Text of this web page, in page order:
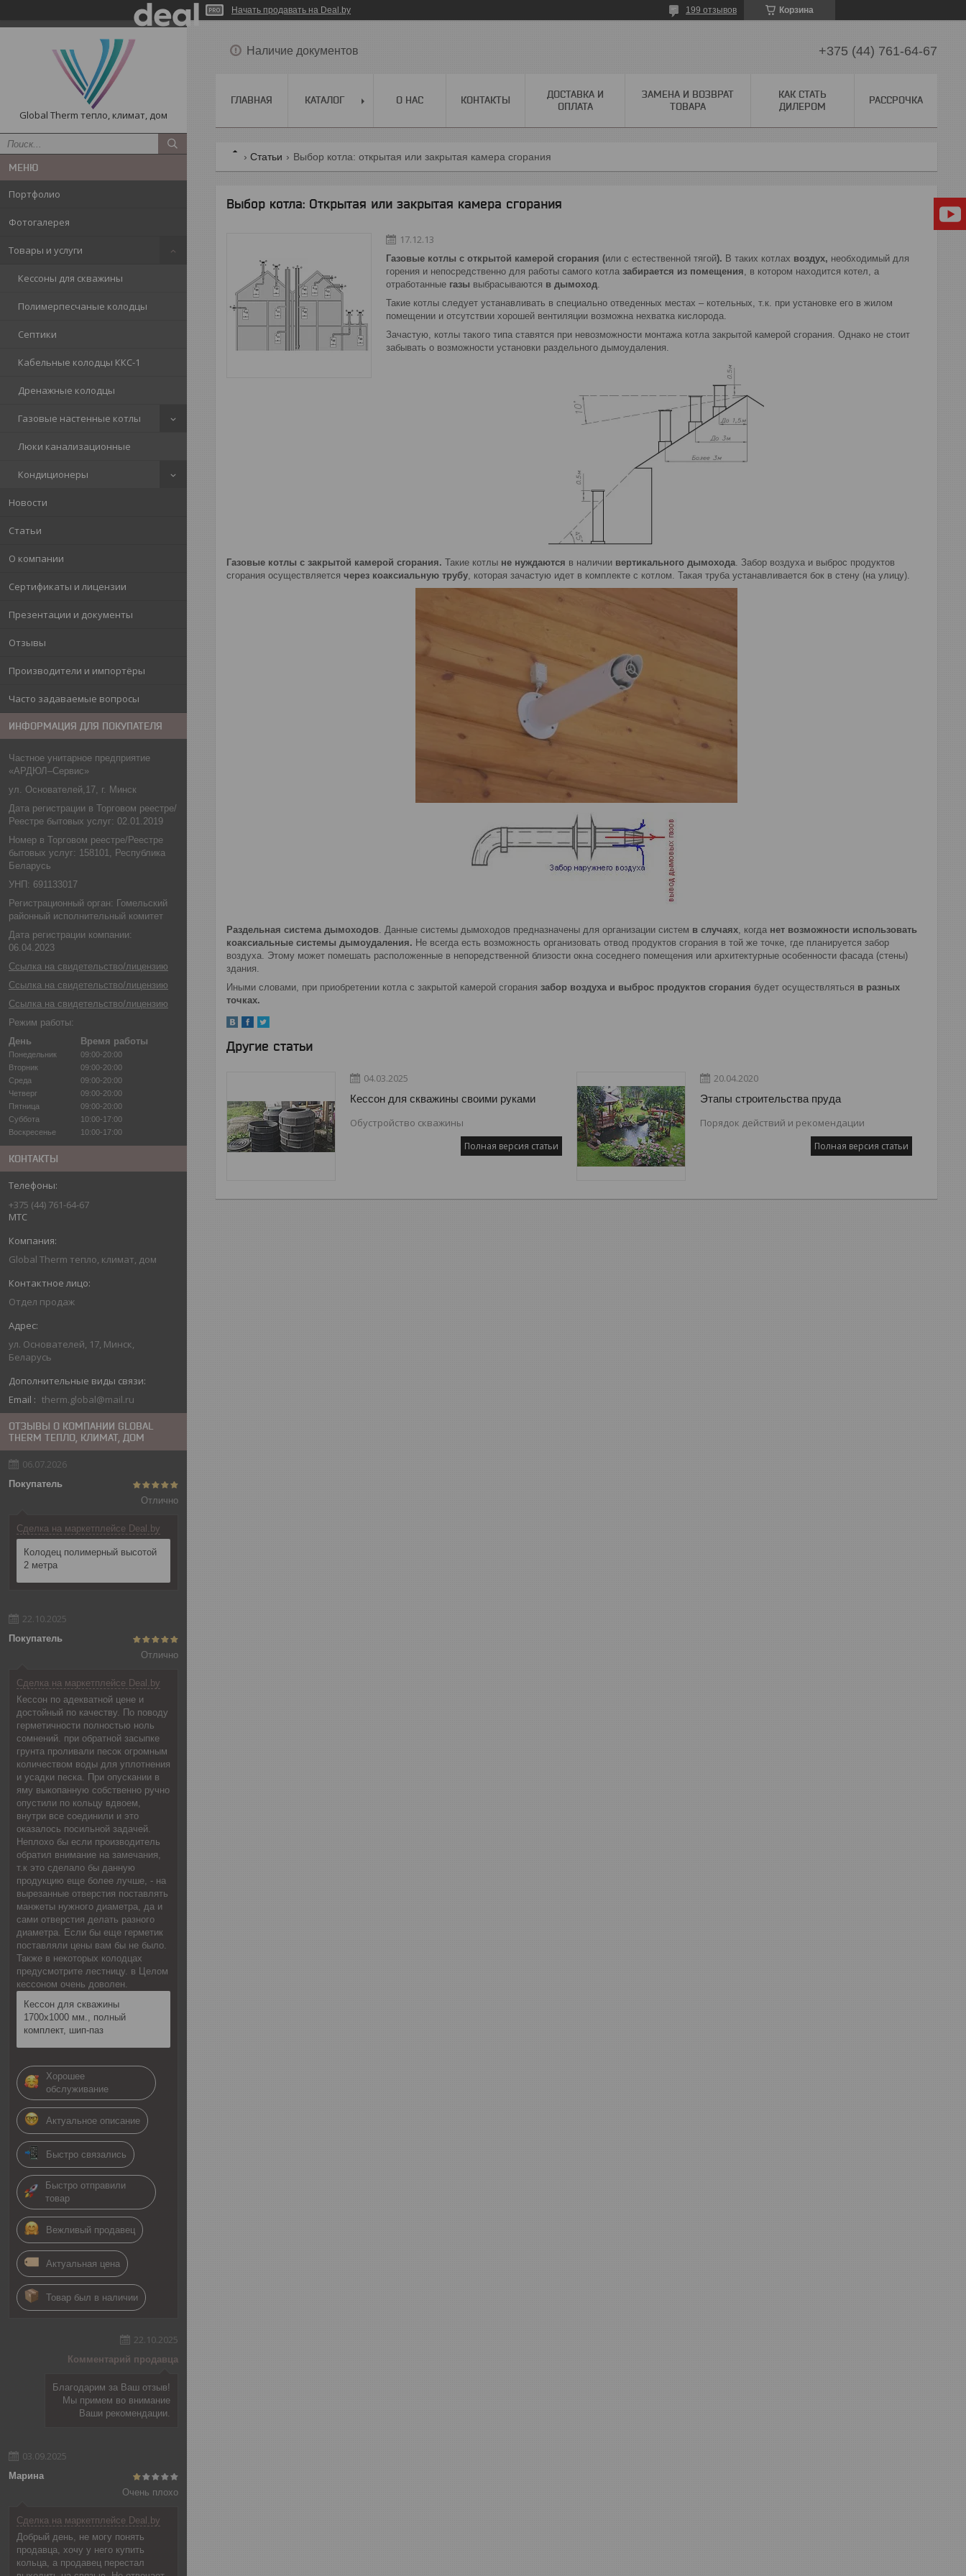
Начать продавать на Deal.by Корзина
199 отзывов
Global Therm тепло, климат, дом
Портфолио
Фотогалерея
Товары и услуги
Кессоны для скважины
Полимерпесчаные колодцы
Септики
Кабельные колодцы ККС-1
Дренажные колодцы
Газовые настенные котлы
Люки канализационные
Кондиционеры
Новости
Статьи
О компании
Сертификаты и лицензии
Презентации и документы
Отзывы
Производители и импортёры
Часто задаваемые вопросы
ИНФОРМАЦИЯ ДЛЯ ПОКУПАТЕЛЯ
Частное унитарное предприятие
«АРДЮЛ–Сервис»
ул. Основателей,17, г. Минск
Дата регистрации в Торговом реестре/
Реестре бытовых услуг: 02.01.2019
Номер в Торговом реестре/Реестре
бытовых услуг: 158101, Республика
Беларусь
УНП: 691133017
Регистрационный орган: Гомельский
районный исполнительный комитет
Дата регистрации компании:
06.04.2023
Ссылка на свидетельство/лицензию
Ссылка на свидетельство/лицензию
Ссылка на свидетельство/лицензию
Режим работы:
День
Время работы
Понедельник
09:00-20:00
Вторник
09:00-20:00
Среда
09:00-20:00
Четверг
09:00-20:00
Пятница
09:00-20:00
Суббота
10:00-17:00
Воскресенье
10:00-17:00
КОНТАКТЫ
+375 (44) 761-64-67
МТС
Global Therm тепло, климат, дом
Отдел продаж
ул. Основателей, 17, Минск,
Беларусь
Email therm.global@mail.ru
ОТЗЫВЫ О КОМПАНИИ GLOBAL
THERM ТЕПЛО, КЛИМАТ, ДОМ
06.07.2026
Покупатель
Отлично
Сделка на маркетплейсе Deal.by
Колодец полимерный высотой
2 метра
22.10.2025
Покупатель
Отлично
Сделка на маркетплейсе Deal.by
Кессон по адекватной цене и
достойный по качеству. По поводу
герметичности полностью ноль
сомнений. при обратной засыпке
грунта проливали песок огромным
количеством воды для уплотнения
и усадки песка. При опускании в
яму выкопанную собственно ручно
опустили по кольцу вдвоем,
внутри все соединили и это
оказалось посильной задачей.
Неплохо бы если производитель
обратил внимание на замечания,
т.к это сделало бы данную
продукцию еще более лучше, - на
вырезанные отверстия поставлять
манжеты нужного диаметра, да и
сами отверстия делать разного
диаметра. Если бы еще герметик
поставляли цены вам бы не было.
Также в некоторых колодцах
предусмотрите лестницу. в Целом
кессоном очень доволен.
Кессон для скважины
1700х1000 мм., полный
комплект, шип-паз
Хорошее
обслуживание
Актуальное описание
Быстро связались
Быстро отправили
товар
Вежливый продавец
Актуальная цена
Товар был в наличии
22.10.2025
Комментарий продавца
Благодарим за Ваш отзыв!
Мы примем во внимание
Ваши рекомендации.
03.09.2025
Марина
Очень плохо
Сделка на маркетплейсе Deal.by
Добрый день, не могу понять
продавца, хочу у него купить
кольца, а продавец перестал
Наличие документов +375 (44) 761-64-67
ГЛАВНАЯ КАТАЛОГ О НАС КОНТАКТЫ
ДОСТАВКА И
ОПЛАТА
ЗАМЕНА И ВОЗВРАТ
ТОВАРА
КАК СТАТЬ
ДИЛЕРОМ
РАССРОЧКА
Статьи Выбор котла: открытая или закрытая камера сгорания
Выбор котла: Открытая или закрытая камера сгорания
17.12.13
Газовые котлы с открытой камерой сгорания (или с естественной тягой). В таких котлах воздух, необходимый для
горения и непосредственно для работы самого котла забирается из помещения, в котором находится котел, а
отработанные газы выбрасываются в дымоход.
Такие котлы следует устанавливать в специально отведенных местах – котельных, т.к. при установке его в жилом
помещении и отсутствии хорошей вентиляции возможна нехватка кислорода.
Зачастую, котлы такого типа ставятся при невозможности монтажа котла закрытой камерой сгорания. Однако не стоит
забывать о возможности установки раздельного дымоудаления.
Газовые котлы с закрытой камерой сгорания. Такие котлы не нуждаются в наличии вертикального дымохода. Забор воздуха и выброс продуктов
сгорания осуществляется через коаксиальную трубу, которая зачастую идет в комплекте с котлом. Такая труба устанавливается бок в стену (на улицу).
Раздельная система дымоходов. Данные системы дымоходов предназначены для организации систем в случаях, когда нет возможности использовать
коаксиальные системы дымоудаления. Не всегда есть возможность организовать отвод продуктов сгорания в той же точке, где планируется забор
воздуха. Этому может помешать расположенные в непоредственной близости окна соседнего помещения или архитектурные особенности фасада (стены)
здания.
Иными словами, при приобретении котла с закрытой камерой сгорания забор воздуха и выброс продуктов сгорания будет осуществляться в разных
точках.
Другие статьи
04.03.2025
Кессон для скважины своими руками
Обустройство скважины
Полная версия статьи
20.04.2020
Этапы строительства пруда
Порядок действий и рекомендации
Полная версия статьи